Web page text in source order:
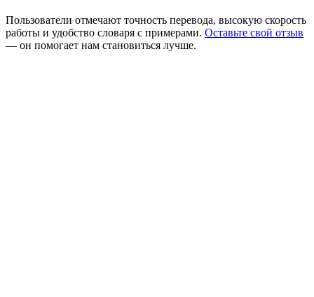
Пользователи отмечают точность перевода, высокую скорость
работы и удобство словаря с примерами. Оставьте свой отзыв
— он помогает нам становиться лучше.